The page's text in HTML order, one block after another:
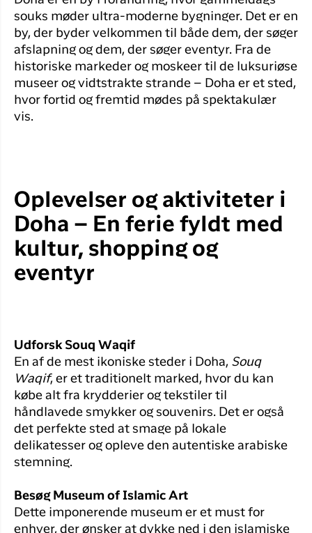
souks møder ultra-moderne bygninger. Det er en
by, der byder velkommen til både dem, der søger
afslapning og dem, der søger eventyr. Fra de
historiske markeder og moskeer til de luksuriøse
museer og vidtstrakte strande – Doha er et sted,
hvor fortid og fremtid mødes på spektakulær
vis.
Oplevelser og aktiviteter i
Doha – En ferie fyldt med
kultur, shopping og
eventyr
Udforsk Souq Waqif
En af de mest ikoniske steder i Doha, Souq
Waqif, er et traditionelt marked, hvor du kan
købe alt fra krydderier og tekstiler til
håndlavede smykker og souvenirs. Det er også
det perfekte sted at smage på lokale
delikatesser og opleve den autentiske arabiske
stemning.
Besøg Museum of Islamic Art
Dette imponerende museum er et must for
enhver, der ønsker at dykke ned i den islamiske